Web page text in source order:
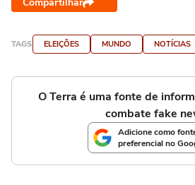
TAGS ELEIÇÕES MUNDO NOTÍCIAS
O Terra é uma fonte de
combate fake
Adicione como
preferencial no